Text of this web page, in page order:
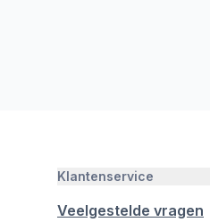
Klantenservice
Veelgestelde vragen